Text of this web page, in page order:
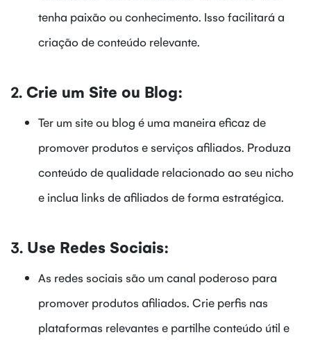
tenha paixão ou conhecimento. Isso facilitará a
criação de conteúdo relevante.
2. Crie um Site ou Blog:
Ter um site ou blog é uma maneira eficaz de
promover produtos e serviços afiliados. Produza
conteúdo de qualidade relacionado ao seu nicho
e inclua links de afiliados de forma estratégica.
3. Use Redes Sociais:
As redes sociais são um canal poderoso para
promover produtos afiliados. Crie perfis nas
plataformas relevantes e partilhe conteúdo útil e